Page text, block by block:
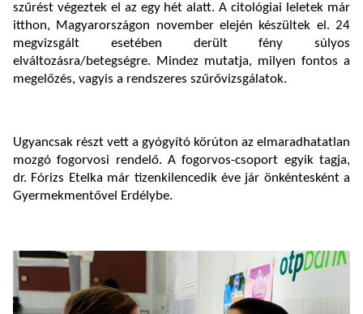
szűrést végeztek el az egy hét alatt. A citológiai leletek már
itthon, Magyarországon november elején készültek el. 24
megvizsgált esetében derült fény súlyos
elváltozásra/betegségre. Mindez mutatja, milyen fontos a
megelőzés, vagyis a rendszeres szűrővizsgálatok.
Ugyancsak részt vett a gyógyító körúton az elmaradhatatlan
mozgó fogorvosi rendelő. A fogorvos-csoport egyik tagja,
dr. Fórizs Etelka már tizenkilencedik éve jár önkéntesként a
Gyermekmentővel Erdélybe.